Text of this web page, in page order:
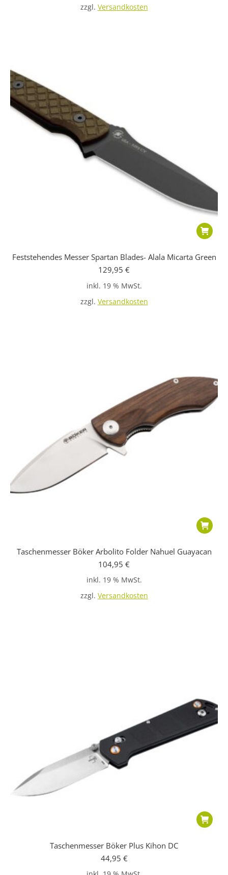
zzgl. Versandkosten
Feststehendes Messer Spartan Blades- Alala Micarta Green
129,95 €
inkl. 19 % MwSt.
zzgl. Versandkosten
Taschenmesser Böker Arbolito Folder Nahuel Guayacan
104,95 €
inkl. 19 % MwSt.
zzgl. Versandkosten
Taschenmesser Böker Plus Kihon DC
44,95 €